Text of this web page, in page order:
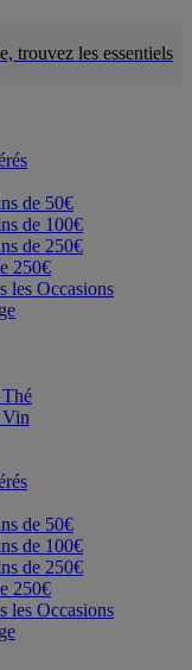
trouvez les essentiels
de 50€
de 100€
de 250€
250€
les Occasions
Vin
de 50€
de 100€
de 250€
250€
les Occasions